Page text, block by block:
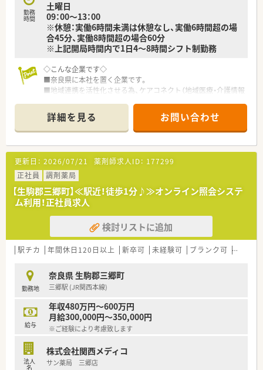
勤務
時間
土曜日
09：00～13：00
※休憩：実働6時間未満は休憩なし、実働6時間超の場
合45分、実働8時間超の場合60分
※上記開局時間内で1日4～8時間シフト制勤務
◇こんな企業です◇
■奈良県に本社を置く企業です。
■地域連携を活性化させる為、ケアコネクト（地域医療・介護情報
■ボトムアップを大切にする会社です。在宅推進チームや学会
発表チーム、マニュアルチームなど手上げ式で有志を募り、やり
たい仕事をしてもらいながら社内を活気付けたいという考えで
す。
■ライフワークバランスも重視されており、有休取得率100％、
育休取得・復帰率100％、平均残業時間7ｈ/月、離職率5％など従
業員満足度は非常に高いです。
■ボトムアップ・地域連携・ライフワークバランスを実現してい
る結果、「優良企業ガイド 2018」にて奈良県1位を獲得！
詳細を見る お問い合わせ
更新日： 2026/07/21 薬剤師求人ID： 177299
正社員
調剤薬局
【生駒郡三郷町】≪駅近！徒歩1分♪≫オンライン照会システ
ム利用！正社員求人
検討リストに追加
駅チカ 年間休日120日以上 新卒可 未経験可 ブランク可 高給与
勤務地
奈良県 生駒郡三郷町
三郷駅 (JR関西本線)
給与
年収480万円～600万円
月給300,000円～350,000円
※ご経験により考慮致します
法人
名
株式会社関西メディコ
サン薬局 三郷店